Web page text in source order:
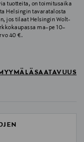
tuotteita, on toimitusaika
Helsingin tavaratalosta
jos tilaat Helsingin Wolt-
ma–pe 10–
40 €.